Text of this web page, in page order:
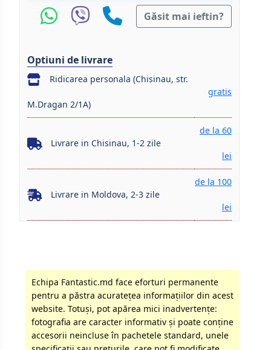
Găsit mai ieftin?
Optiuni de livrare
Ridicarea personala (Chisinau, str.
M.Dragan 2/1A)
gratis
Livrare in Chisinau, 1-2 zile
de la 60
lei
Livrare in Moldova, 2-3 zile
de la 100
lei
Echipa Fantastic.md face eforturi permanente
pentru a păstra acurateţea informaţiilor din acest
website. Totuși, pot apărea mici inadvertenţe:
fotografia are caracter informativ şi poate conţine
accesorii neincluse în pachetele standard, unele